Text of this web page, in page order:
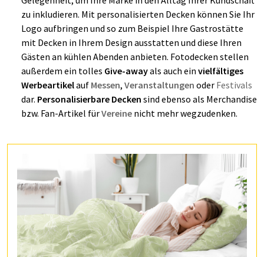
zu inkludieren. Mit personalisierten Decken können Sie Ihr
Logo aufbringen und so zum Beispiel Ihre Gastrostätte
mit Decken in Ihrem Design ausstatten und diese Ihren
Gästen an kühlen Abenden anbieten. Fotodecken stellen
außerdem ein tolles Give-awayals auch ein vielfältiges
Werbeartikelauf Messen, Veranstaltungen oder Festivals
dar. Personalisierbare Decken sind ebenso als Merchandise
bzw. Fan-Artikel fürVereine nicht mehr wegzudenken.